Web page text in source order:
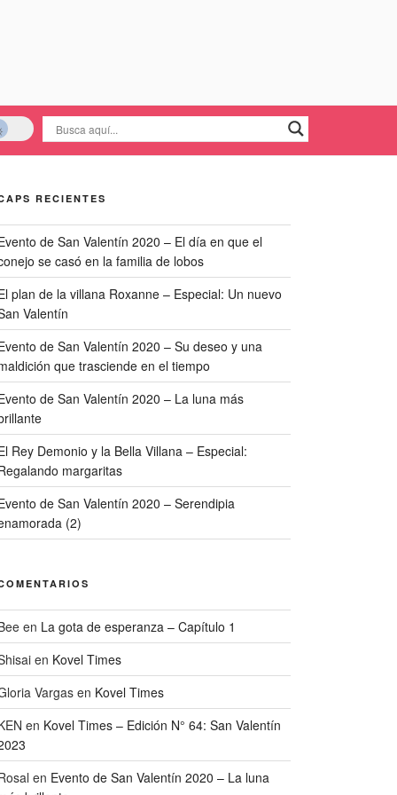
RECIENTES
de San Valentín 2020 – El día en que el
se casó en la familia de lobos
plan de la villana Roxanne – Especial: Un nuevo
Valentín
de San Valentín 2020 – Su deseo y una
que trasciende en el tiempo
de San Valentín 2020 – La luna más
Rey Demonio y la Bella Villana – Especial:
margaritas
de San Valentín 2020 – Serendipia
(2)
en La gota de esperanza – Capítulo 1
en Kovel Times
Vargasen Kovel Times
en Kovel Times – Edición N° 64: San Valentín
en Evento de San Valentín 2020 – La luna